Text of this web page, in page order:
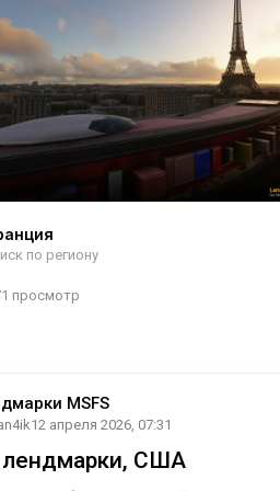
по региону
просмотр
MSFS
12 апреля 2026, 07:31
лендмарки, США